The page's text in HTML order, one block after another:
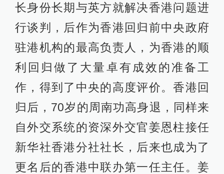
长身份长期与英方就解决香港问题进
行谈判，后作为香港回归前中央政府
驻港机构的最高负责人，为香港的顺
利回归做了大量卓有成效的准备工
作，得到了中央的高度评价。香港回
归后，70岁的周南功高身退，同样来
自外交系统的资深外交官姜恩柱接任
新华社香港分社社长，后来也成为了
更名后的香港中联办第一任主任。姜